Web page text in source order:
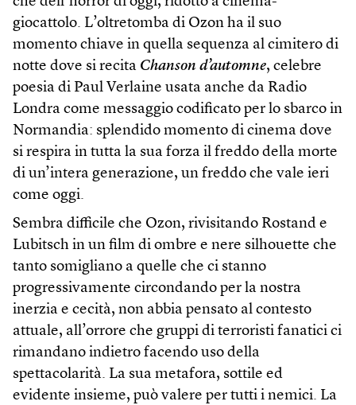
giocattolo. L’oltretomba di Ozon ha il suo
momento chiave in quella sequenza al cimitero di
notte dove si recita Chanson d’automne, celebre
poesia di Paul Verlaine usata anche da Radio
Londra come messaggio codificato per lo sbarco in
Normandia: splendido momento di cinema dove
si respira in tutta la sua forza il freddo della morte
di un’intera generazione, un freddo che vale ieri
come oggi.
Sembra difficile che Ozon, rivisitando Rostand e
Lubitsch in un film di ombre e nere silhouette che
tanto somigliano a quelle che ci stanno
progressivamente circondando per la nostra
inerzia e cecità, non abbia pensato al contesto
attuale, all’orrore che gruppi di terroristi fanatici ci
rimandano indietro facendo uso della
spettacolarità. La sua metafora, sottile ed
evidente insieme, può valere per tutti i nemici. La